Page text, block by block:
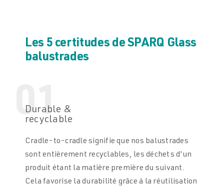
Les 5 certitudes de SPARQ Glass
balustrades
01
Durable &
recyclable
Cradle-to-cradle signifie que nos balustrades
sont entièrement recyclables, les déchets d'un
produit étant la matière première du suivant.
Cela favorise la durabilité grâce à la réutilisation